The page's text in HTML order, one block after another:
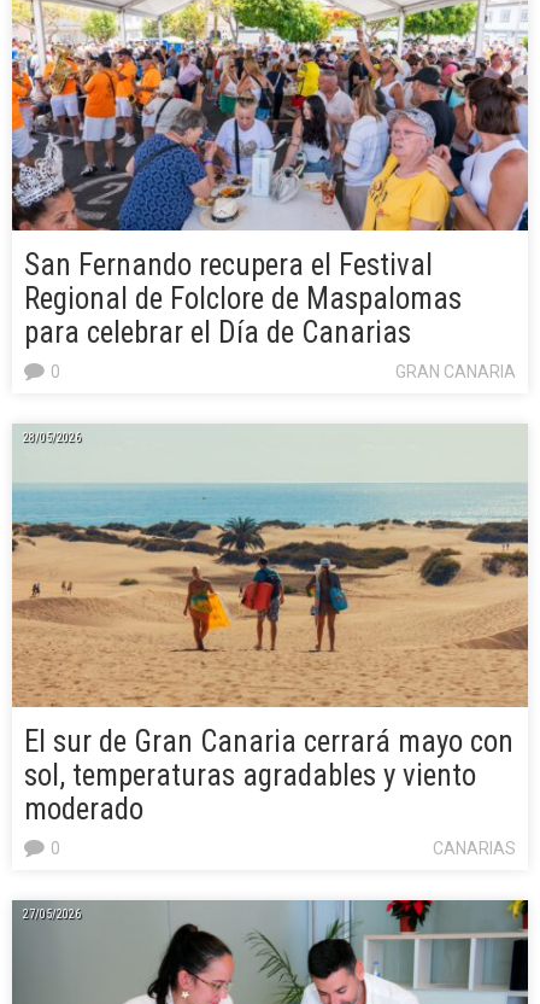
San Fernando recupera el Festival
Regional de Folclore de Maspalomas
para celebrar el Día de Canarias
GRAN CANARIA
0
28/05/2026
El sur de Gran Canaria cerrará mayo con
sol, temperaturas agradables y viento
moderado
CANARIAS
0
27/05/2026